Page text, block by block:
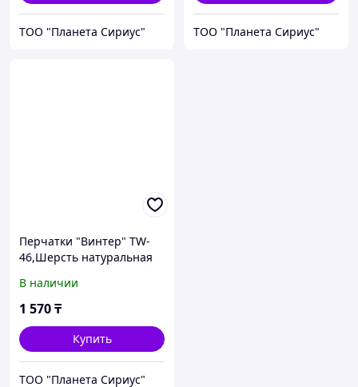
ТОО "Планета Сириус" ТОО "Планета Сириус"
Перчатки "Винтер" TW-
46,Шерсть натуральная
10% , 10 петель на дюйм
В наличии
1 570₸
Купить
ТОО "Планета Сириус"